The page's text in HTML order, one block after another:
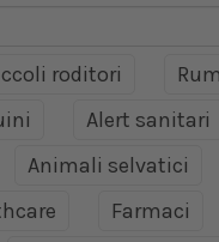
roditori
Alert sanitari
Animali selvatici
Farmaci